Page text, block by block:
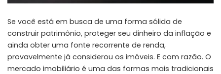
Se você está em busca de uma forma sólida de
construir patrimônio, proteger seu dinheiro da inflação e
ainda obter uma fonte recorrente de renda,
provavelmente já considerou os imóveis. E com razão. O
mercado imobiliário é uma das formas mais tradicionais